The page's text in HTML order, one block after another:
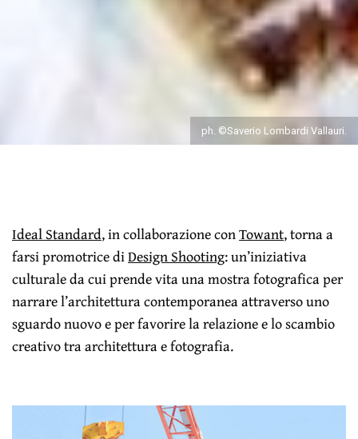
ph. ©Saverio Lombardi Vallauri.
Ideal Standard, in collaborazione conTowant, torna a
farsi promotrice diDesign Shooting: un’iniziativa
culturale da cui prende vita una mostra fotografica per
narrare l’architettura contemporanea attraverso uno
sguardo nuovo e per favorire la relazione e lo scambio
creativo tra architettura e fotografia.